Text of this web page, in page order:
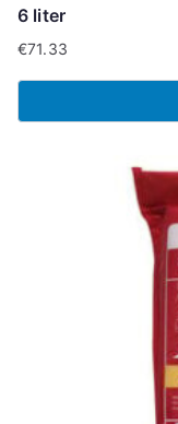
6 liter
€71.33